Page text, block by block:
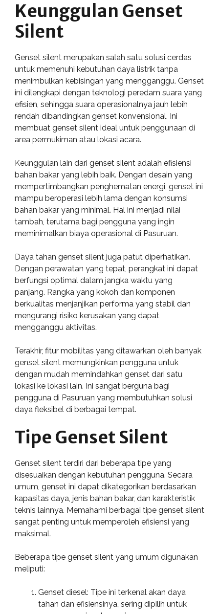
Keunggulan Genset
Silent
Genset silent merupakan salah satu solusi cerdas
untuk memenuhi kebutuhan daya listrik tanpa
menimbulkan kebisingan yang mengganggu. Genset
ini dilengkapi dengan teknologi peredam suara yang
efisien, sehingga suara operasionalnya jauh lebih
rendah dibandingkan genset konvensional. Ini
membuat genset silent ideal untuk penggunaan di
area permukiman atau lokasi acara.
Keunggulan lain dari genset silent adalah efisiensi
bahan bakar yang lebih baik. Dengan desain yang
mempertimbangkan penghematan energi, genset ini
mampu beroperasi lebih lama dengan konsumsi
bahan bakar yang minimal. Hal ini menjadi nilai
tambah, terutama bagi pengguna yang ingin
meminimalkan biaya operasional di Pasuruan.
Daya tahan genset silent juga patut diperhatikan.
Dengan perawatan yang tepat, perangkat ini dapat
berfungsi optimal dalam jangka waktu yang
panjang. Rangka yang kokoh dan komponen
berkualitas menjanjikan performa yang stabil dan
mengurangi risiko kerusakan yang dapat
mengganggu aktivitas.
Terakhir, fitur mobilitas yang ditawarkan oleh banyak
genset silent memungkinkan pengguna untuk
dengan mudah memindahkan genset dari satu
lokasi ke lokasi lain. Ini sangat berguna bagi
pengguna di Pasuruan yang membutuhkan solusi
daya fleksibel di berbagai tempat.
Tipe Genset Silent
Genset silent terdiri dari beberapa tipe yang
disesuaikan dengan kebutuhan pengguna. Secara
umum, genset ini dapat dikategorikan berdasarkan
kapasitas daya, jenis bahan bakar, dan karakteristik
teknis lainnya. Memahami berbagai tipe genset silent
sangat penting untuk memperoleh efisiensi yang
maksimal.
Beberapa tipe genset silent yang umum digunakan
meliputi:
Genset diesel: Tipe ini terkenal akan daya
tahan dan efisiensinya, sering dipilih untuk